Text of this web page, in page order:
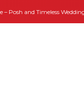
and Timeless Weddings